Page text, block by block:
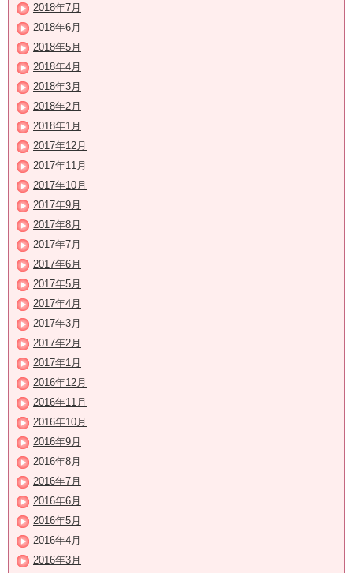
2018年7月
2018年6月
2018年5月
2018年4月
2018年3月
2018年2月
2018年1月
2017年12月
2017年11月
2017年10月
2017年9月
2017年8月
2017年7月
2017年6月
2017年5月
2017年4月
2017年3月
2017年2月
2017年1月
2016年12月
2016年11月
2016年10月
2016年9月
2016年8月
2016年7月
2016年6月
2016年5月
2016年4月
2016年3月